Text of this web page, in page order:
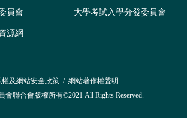
員會 大學考試入學分發委員會
源網
權及網站安全政策/ 網站著作權聲明
會聯合會版權所有©2021 All Rights Reserved.